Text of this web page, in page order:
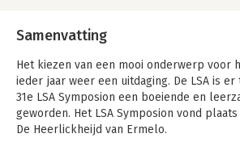
Samenvatting
Het kiezen van een mooi onderwerp voor
ieder jaar weer een uitdaging. De LSA is
31e LSA Symposion een boeiende en
geworden. Het LSA Symposion vond
De Heerlickheijd van Ermelo.